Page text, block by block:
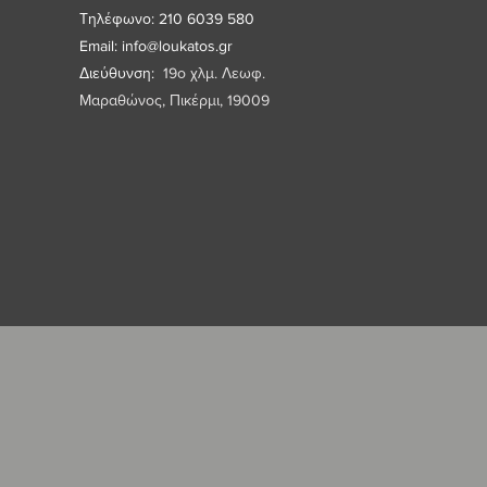
Τηλέφωνο: 210 6039 580
Email: info@loukatos.gr
Διεύθυνση: 19ο χλμ. Λεωφ.
Μαραθώνος, Πικέρμι, 19009